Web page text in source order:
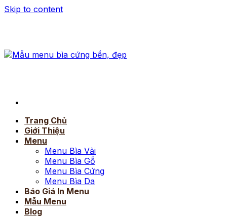
Skip to content
Trang Chủ
Giới Thiệu
Menu
Menu Bìa Vải
Menu Bìa Gỗ
Menu Bìa Cứng
Menu Bìa Da
Báo Giá In Menu
Mẫu Menu
Blog